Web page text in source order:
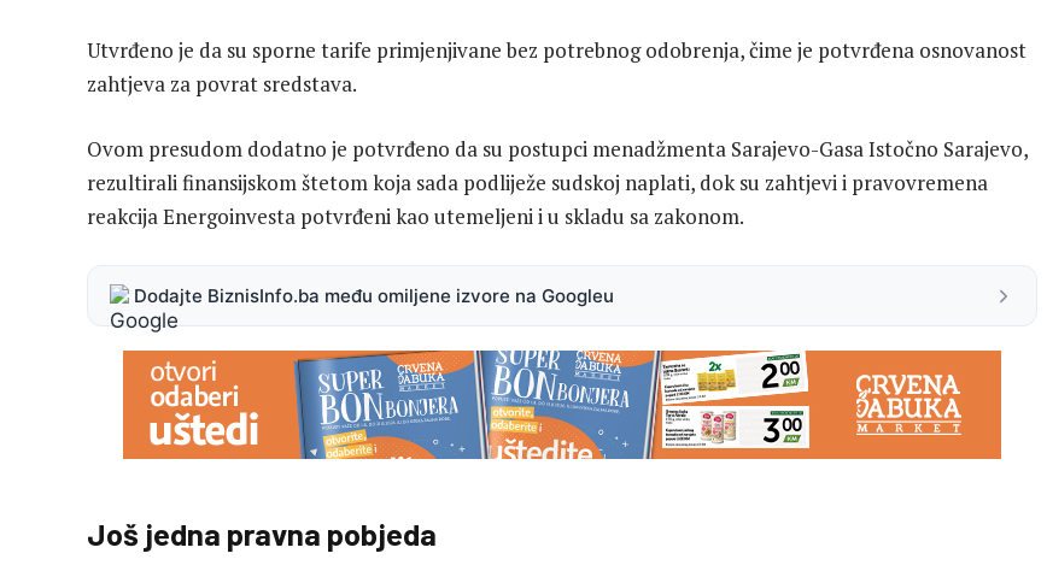
Utvrđeno je da su sporne tarife primjenjivane bez potrebnog odobrenja, čime je potvrđena osnovanost
zahtjeva za povrat sredstava.
Ovom presudom dodatno je potvrđeno da su postupci menadžmenta Sarajevo-Gasa Istočno Sarajevo,
rezultirali finansijskom štetom koja sada podliježe sudskoj naplati, dok su zahtjevi i pravovremena
reakcija Energoinvesta potvrđeni kao utemeljeni i u skladu sa zakonom.
Dodajte BiznisInfo.ba među omiljene izvore na Googleu
Još jedna pravna pobjeda